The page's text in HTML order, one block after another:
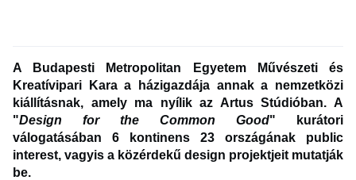
A Budapesti Metropolitan Egyetem Művészeti és
Kreatívipari Kara a házigazdája annak a nemzetközi
kiállításnak, amely ma nyílik az Artus Stúdióban. A
"Design for the Common Good" kurátori
válogatásában 6 kontinens 23 országának public
interest, vagyis a közérdekű design projektjeit mutatják
be.